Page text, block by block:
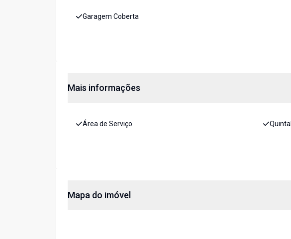
Garagem Coberta
Mais informações
Área de Serviço Quintal
Mapa do imóvel